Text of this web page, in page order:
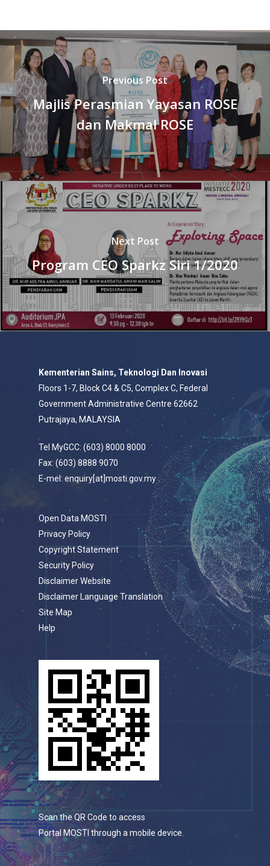
Previous Post
Majlis Perasmian Yayasan ROSE
dan Makmal ROSE
Next Post
Program CEO Sparkz Siri 1/2020
Kementerian Sains, Teknologi Dan Inovasi
Floors 1-7, Block C4 & C5, Complex C, Federal
Government Administrative Centre 62662
Putrajaya, MALAYSIA
Tel MyGCC: (603) 8000 8000
Fax: (603) 8888 9070
E-mel: enquiry[at]mosti.gov.my
Open Data MOSTI
Privacy Policy
Copyright Statement
Security Policy
Disclaimer Website
Disclaimer Language Translation
Site Map
Help
Scan the QR Code to access
Portal MOSTI through a mobile device.